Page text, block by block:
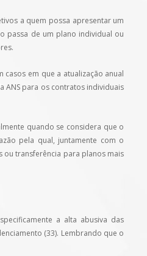
a quem possa apresentar um
passa de um plano individual ou
em que a atualização anual
ANS para os contratos individuais
quando se considera que o
pela qual, juntamente com o
ou transferência para planos mais
a alta abusiva das
(33). Lembrando que o